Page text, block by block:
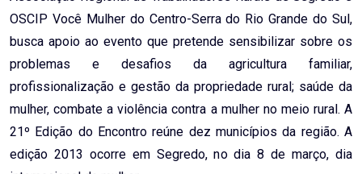
OSCIP Você Mulher do Centro-Serra do Rio Grande do Sul,
busca apoio ao evento que pretende sensibilizar sobre os
problemas e desafios da agricultura familiar,
profissionalização e gestão da propriedade rural; saúde da
mulher, combate a violência contra a mulher no meio rural. A
21º Edição do Encontro reúne dez municípios da região. A
edição 2013 ocorre em Segredo, no dia 8 de março, dia